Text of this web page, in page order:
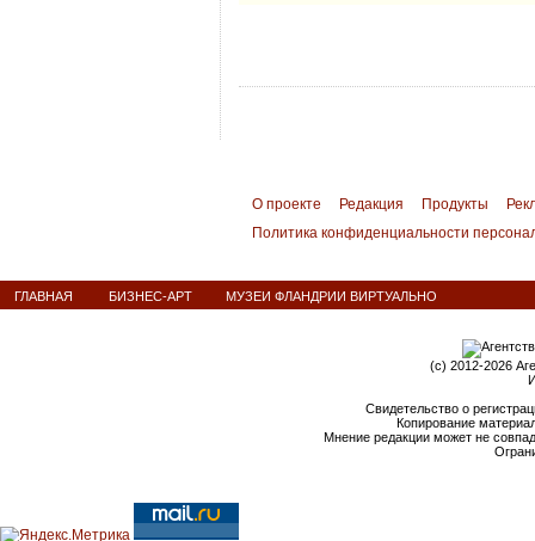
О проекте Редакция Продукты
Политика конфиденциальности
ГЛАВНАЯ БИЗНЕС-АРТ МУЗЕИ ФЛАНДРИИ ВИРТУАЛЬНО
(c) 2012-2026
Свидетельство о
Копирование
Мнение редакции может не